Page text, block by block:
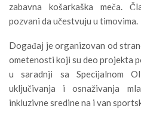
zabavna košarkaška meča.
pozvani da učestvuju u timovima.
Događaj je organizovan od
ometenosti koji su deo projekta
u saradnji sa Specijalnom
uključivanja i osnaživanja
inkluzivne sredine na i van